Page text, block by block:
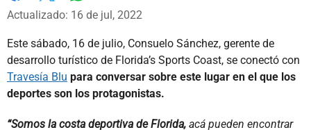
Facebook
X
Actualizado: 16 de jul, 2022
Este sábado, 16 de julio, Consuelo Sánchez, gerente de
desarrollo turístico de Florida’s Sports Coast, se conectó con
Travesía Blu para conversar sobre este lugar en el que los
deportes son los protagonistas.
“Somos la costa deportiva de Florida, acá pueden encontrar